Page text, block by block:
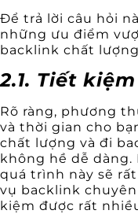
Để trả lời câu hỏi
những ưu điểm
backlink chất
2.1. Tiết
Rõ ràng, phương
và thời gian cho
chất lượng và đi
không hề dễ
quá trình này sẽ
vụ backlink
kiệm được rất